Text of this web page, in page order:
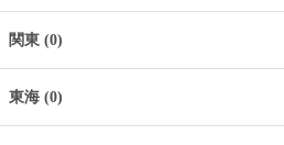
関東 (0)
東海 (0)